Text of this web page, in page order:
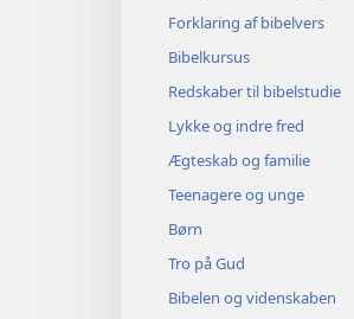
Forklaring af bibelvers
Bibelkursus
Redskaber til bibelstudie
Lykke og indre fred
Ægteskab og familie
Teenagere og unge
Børn
Tro på Gud
Bibelen og videnskaben